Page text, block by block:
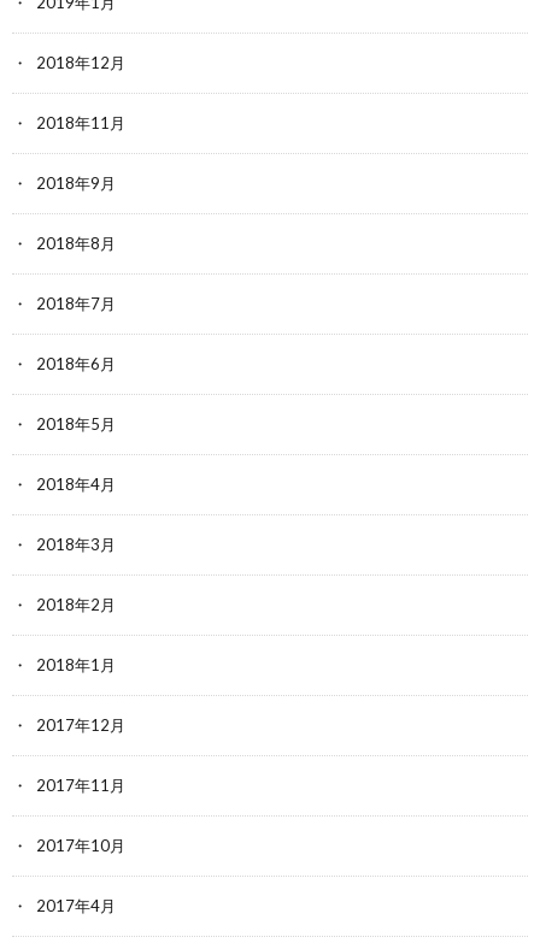
2018年12月
2018年11月
2018年9月
2018年8月
2018年7月
2018年6月
2018年5月
2018年4月
2018年3月
2018年2月
2018年1月
2017年12月
2017年11月
2017年10月
2017年4月